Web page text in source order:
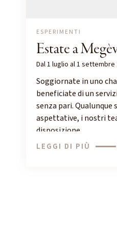
ESPERIMENTI
Estate a
Dal 1 luglio al 1 settembre
Soggiornate in uno
beneficiate di un
senza pari. Qualunque
aspettative, i nostri
disposizione.
LEGGI DI PIÙ